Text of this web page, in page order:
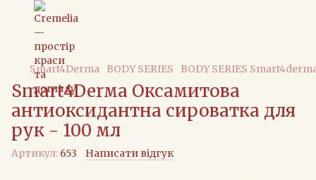
Smart4Derma BODY SERIES BODY SERIES
Smart4Derма Оксамитова
антиоксидантна сироватка для
рук - 100 мл
Артикул: 653 Написати відгук